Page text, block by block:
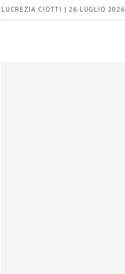
LUCREZIA CIOTTI | 26 LUGLIO 2026